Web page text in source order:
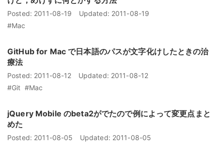
Posted: 2011-08-19 Updated: 2011-08-19
#Mac
GitHub for Mac で日本語のパスが文字化けしたときの治
療法
Posted: 2011-08-12 Updated: 2011-08-12
#Git #Mac
jQuery Mobile のbeta2がでたので例によって変更点まと
めた
Posted: 2011-08-05 Updated: 2011-08-05